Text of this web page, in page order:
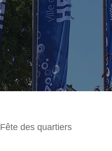
Fête des quartiers